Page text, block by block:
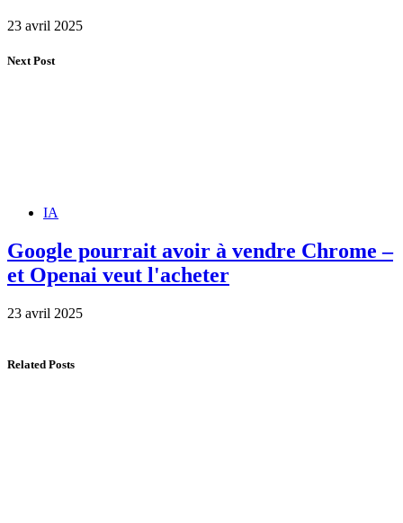
23 avril 2025
Next Post
IA
Google pourrait avoir à vendre Chrome –
et Openai veut l'acheter
23 avril 2025
Related Posts